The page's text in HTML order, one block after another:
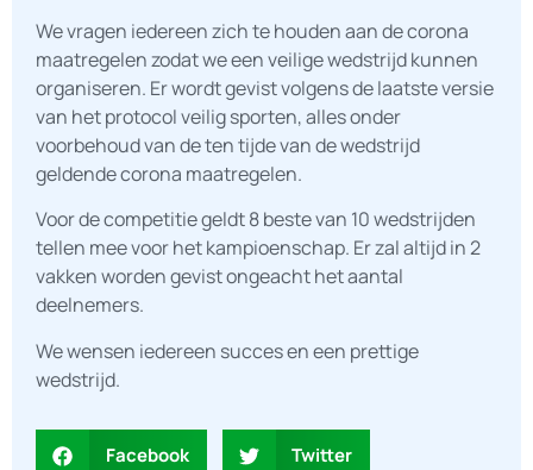
We vragen iedereen zich te houden aan de corona
maatregelen zodat we een veilige wedstrijd kunnen
organiseren. Er wordt gevist volgens de laatste versie
van het protocol veilig sporten, alles onder
voorbehoud van de ten tijde van de wedstrijd
geldende corona maatregelen.
Voor de competitie geldt 8 beste van 10 wedstrijden
tellen mee voor het kampioenschap. Er zal altijd in 2
vakken worden gevist ongeacht het aantal
deelnemers.
We wensen iedereen succes en een prettige
wedstrijd.
Facebook Twitter